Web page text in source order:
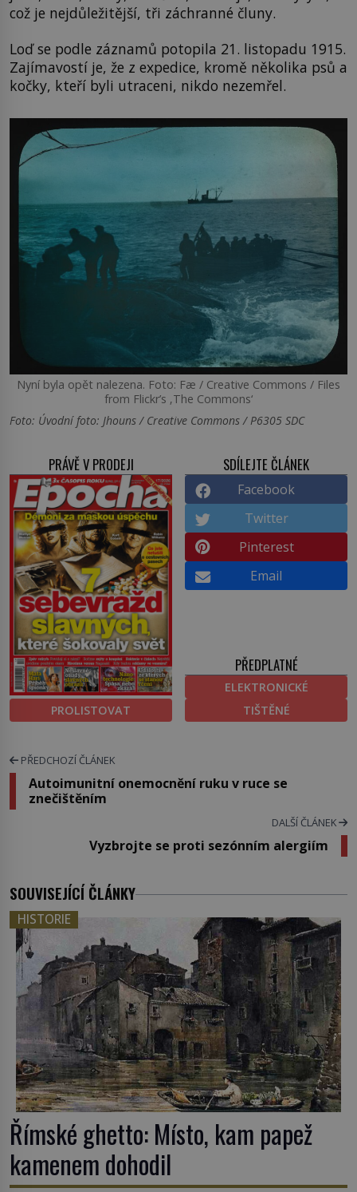
což je nejdůležitější, tři záchranné čluny.
Loď se podle záznamů potopila 21. listopadu 1915.
Zajímavostí je, že z expedice, kromě několika psů a
kočky, kteří byli utraceni, nikdo nezemřel.
Nyní byla opět nalezena. Foto: Fæ / Creative Commons / Files
from Flickr’s ‚The Commons‘
Foto: Úvodní foto: Jhouns / Creative Commons / P6305 SDC
PRÁVĚ V PRODEJI
PROLISTOVAT
SDÍLEJTE ČLÁNEK
Facebook
Twitter
Pinterest
Email
PŘEDPLATNÉ
ELEKTRONICKÉ
TIŠTĚNÉ
PŘEDCHOZÍ ČLÁNEK
Autoimunitní onemocnění ruku v ruce se
znečištěním
DALŠÍ ČLÁNEK
Vyzbrojte se proti sezónním alergiím
SOUVISEJÍCÍ ČLÁNKY
HISTORIE
Římské ghetto: Místo, kam papež
kamenem dohodil